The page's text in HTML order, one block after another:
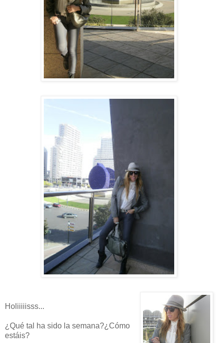
Holiiiiisss...
¿Qué tal ha sido la semana?¿Cómo
estáis?